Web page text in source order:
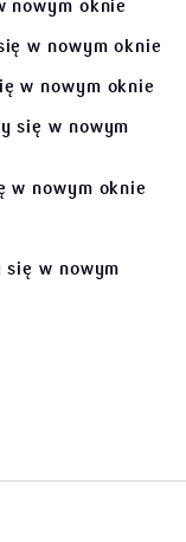
nowym oknie
w nowym oknie
w nowym oknie
się w nowym
w nowym oknie
się w nowym